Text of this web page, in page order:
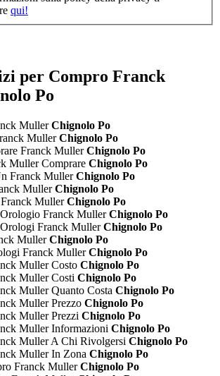
qui!
per Compro Franck
Po
MullerChignolo Po
MullerChignolo Po
Franck MullerChignolo Po
Muller Comprare Chignolo Po
Franck MullerChignolo Po
MullerChignolo Po
MullerChignolo Po
Franck MullerChignolo Po
Franck MullerChignolo Po
MullerChignolo Po
Franck MullerChignolo Po
Muller Costo Chignolo Po
Muller Costi Chignolo Po
Muller Quanto Costa Chignolo Po
Muller Prezzo Chignolo Po
Muller Prezzi Chignolo Po
Muller Informazioni Chignolo Po
Muller A Chi Rivolgersi Chignolo Po
Muller In Zona Chignolo Po
Franck MullerChignolo Po